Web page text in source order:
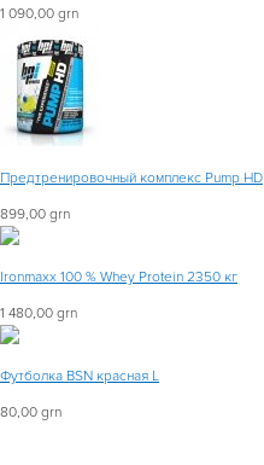
1 090,00 grn
Предтренировочный комплекс Pump HD
899,00 grn
Ironmaxx 100 % Whey Protein 2350 кг
1 480,00 grn
Футболка BSN красная L
80,00 grn